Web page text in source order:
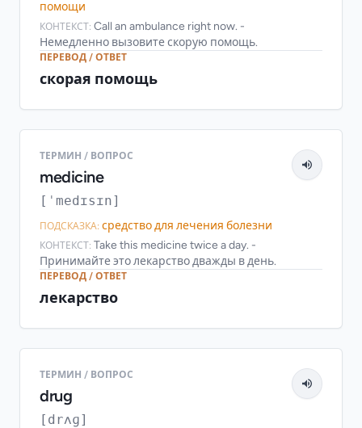
помощи
КОНТЕКСТ: Call an ambulance right now. -
Немедленно вызовите скорую помощь.
ПЕРЕВОД / ОТВЕТ
скорая помощь
ТЕРМИН / ВОПРОС
medicine
[ˈmedɪsɪn]
ПОДСКАЗКА: средство для лечения болезни
КОНТЕКСТ: Take this medicine twice a day. -
Принимайте это лекарство дважды в день.
ПЕРЕВОД / ОТВЕТ
лекарство
ТЕРМИН / ВОПРОС
drug
[drʌɡ]